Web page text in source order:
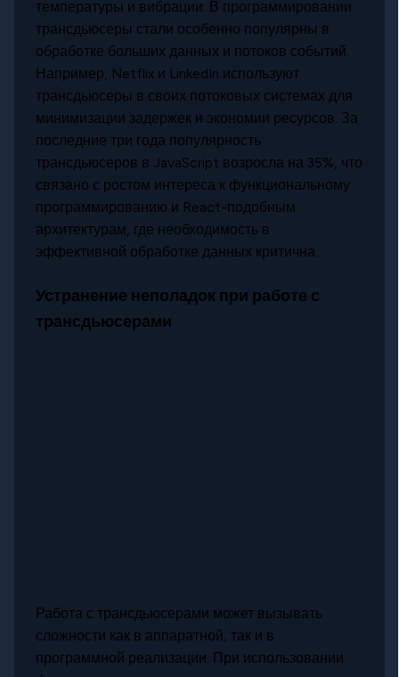
температуры и вибрации. В программировании
трансдьюсеры стали особенно популярны в
обработке больших данных и потоков событий.
Например, Netflix и LinkedIn используют
трансдьюсеры в своих потоковых системах для
минимизации задержек и экономии ресурсов. За
последние три года популярность
трансдьюсеров в JavaScript возросла на 35%, что
связано с ростом интереса к функциональному
программированию и React-подобным
архитектурам, где необходимость в
эффективной обработке данных критична.
Устранение неполадок при работе с
трансдьюсерами
Работа с трансдьюсерами может вызывать
сложности как в аппаратной, так и в
программной реализации. При использовании